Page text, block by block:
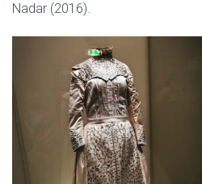
Nadar (2016).